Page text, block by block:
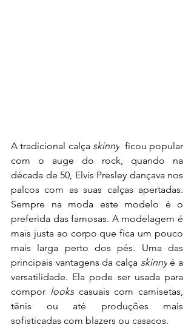
A tradicional calça skinny
  ficou popular
com o auge do rock, quando na
década de 50, Elvis Presley dançava nos
palcos com as suas calças apertadas.
Sempre na moda este modelo é o
preferida das famosas. A modelagem é
mais justa ao corpo que fica um pouco
mais larga perto dos pés. Uma das
principais vantagens da calça skinny é a
versatilidade. Ela pode ser usada para
compor looks casuais com camisetas,
tênis ou até produções mais
sofisticadas com blazers ou casacos.